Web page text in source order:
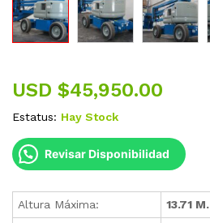
USD $45,950.00
Estatus: Hay Stock
Revisar Disponibilidad
Altura Máxima:
13.71 M.